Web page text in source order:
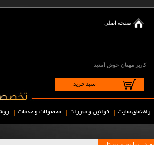
صفحه اصلی
کاربر مهمان خوش آمدید
سبد خرید
راهنمای سایت | قوانین و مقررات | محصولات و خدمات |